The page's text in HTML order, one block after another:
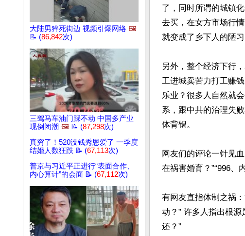
大陆男猝死街边 视频引爆网络 🖼️
📝 (86,842次)
三驾马车油门踩不动 中国多产业
现倒闭潮 🖼️ 📝 (87,298次)
真穷了！520没钱秀恩爱了 一季度
结婚人数狂跌 📝 (67,113次)
普京与习近平正进行“表面合作、
内心算计”的会面 📝 (67,112次)
了，同时所谓的城镇
去买，在女方市场行
就变成了乡下人的陋习
另外，整个经济下行
工进城卖苦力打工赚
乐业？很多人自然就
系，跟中共的治理失
体背锅。
网友们的评论一针见
在祸害婚育？”“996、
有网友直指体制之祸
动？” 许多人指出根
还？”